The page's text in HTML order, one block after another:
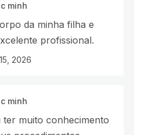
minh
da minha filha e
profissional.
2026
minh
muito conhecimento